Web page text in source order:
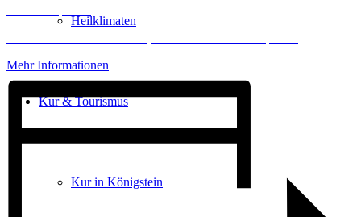
Heilklimaten
Kur & Tourismus
Kur in Königstein
Mehr Informationen